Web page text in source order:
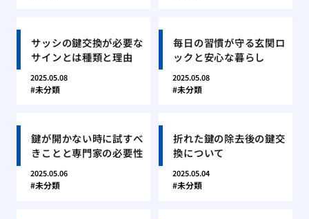
サッシの鍵交換が必要な
サインとは種類と理由
2025.05.08
未分類
毎日の習慣が守る玄関ロ
ックと安心な暮らし
2025.05.08
未分類
鍵が開かない時に試すべ
きことと専門家の必要性
2025.05.06
未分類
折れた鍵の除去後の鍵交
換について
2025.05.04
未分類